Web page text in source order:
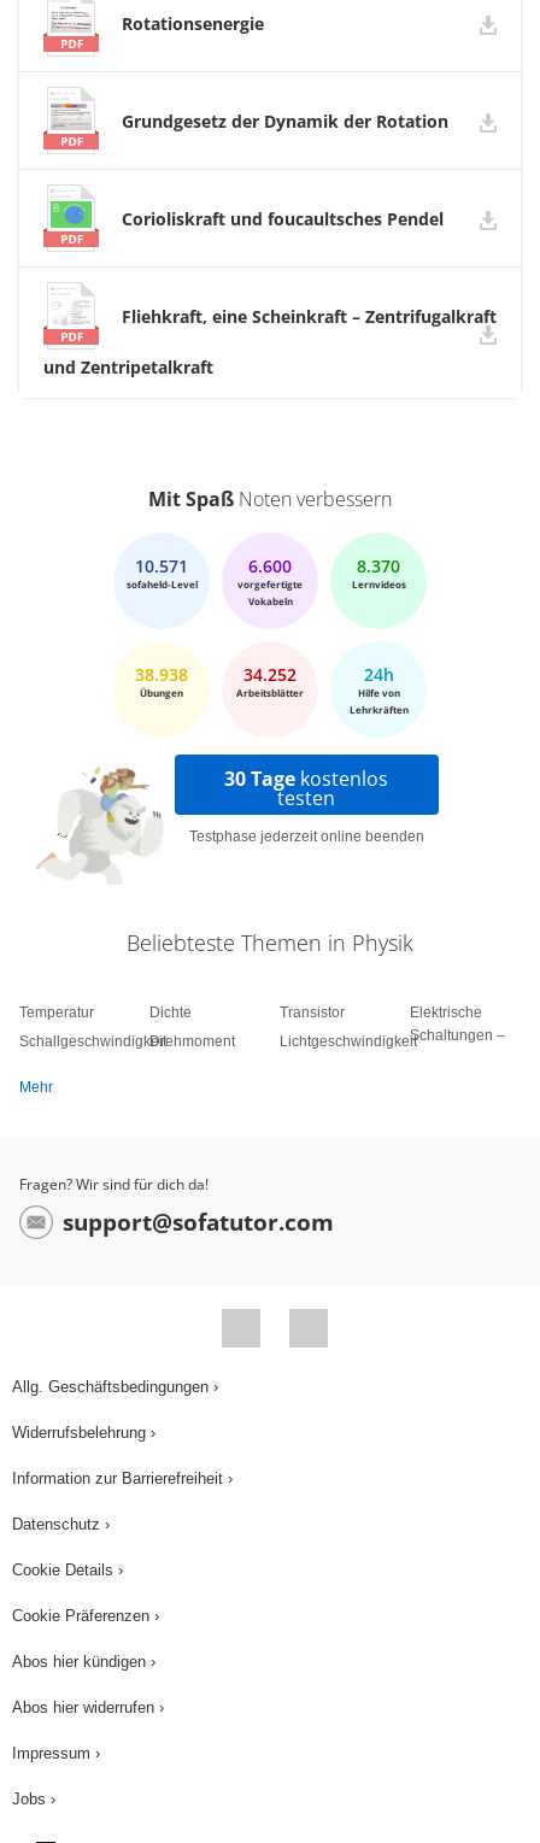
Rotationsenergie
Grundgesetz der Dynamik der Rotation
Corioliskraft und foucaultsches Pendel
Fliehkraft, eine Scheinkraft – Zentrifugalkraft
und Zentripetalkraft
Mit Spaß Noten verbessern
10.571
sofaheld-Level
6.600
vorgefertigte
Vokabeln
8.370
Lernvideos
38.938
Übungen
34.252
Arbeitsblätter
24h
Hilfe von
Lehrkräften
30 Tage kostenlos
testen
Testphase jederzeit online beenden
Beliebteste Themen in Physik
Temperatur
Schallgeschwindigkeit
Dichte
Drehmoment
Transistor
Lichtgeschwindigkeit
Elektrische
Schaltungen –
Mehr
Fragen? Wir sind für dich da!
support@sofatutor.com
Allg. Geschäftsbedingungen ›
Widerrufsbelehrung ›
Information zur Barrierefreiheit ›
Datenschutz ›
Cookie Details ›
Cookie Präferenzen ›
Abos hier kündigen ›
Abos hier widerrufen ›
Impressum ›
Jobs ›